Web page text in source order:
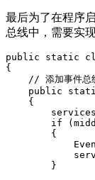
最后为了在程序
总线中，需要实
public static
{
// 添加事件总
public
    {
if
        {
        }